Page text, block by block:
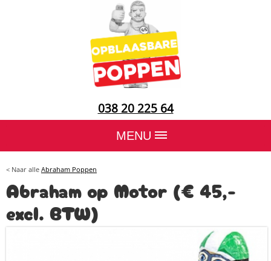
038 20 225 64
MENU
< Naar alle Abraham Poppen
Abraham op Motor (€ 45,-
excl. BTW)